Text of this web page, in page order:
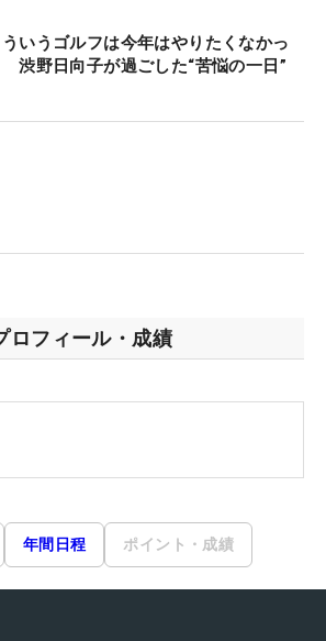
ういうゴルフは今年はやりたくなかっ
渋野日向子が過ごした“苦悩の一日”
ロフィール・成績
年間日程 ポイント・成績